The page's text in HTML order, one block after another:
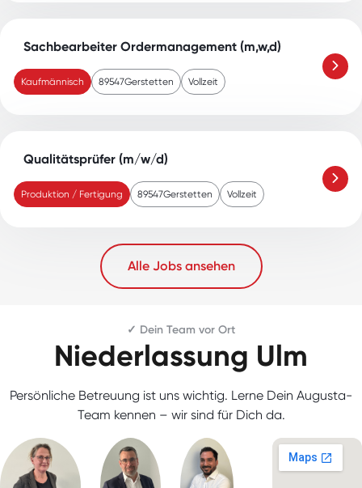
Sachbearbeiter Ordermanagement (m,w,d)
Kaufmännisch 89547Gerstetten Vollzeit
Qualitätsprüfer (m/w/d)
Produktion / Fertigung 89547Gerstetten Vollzeit
Alle Jobs ansehen
✓ Dein Team vor Ort
Niederlassung Ulm
Persönliche Betreuung ist uns wichtig. Lerne Dein Augusta-
Team kennen – wir sind für Dich da.